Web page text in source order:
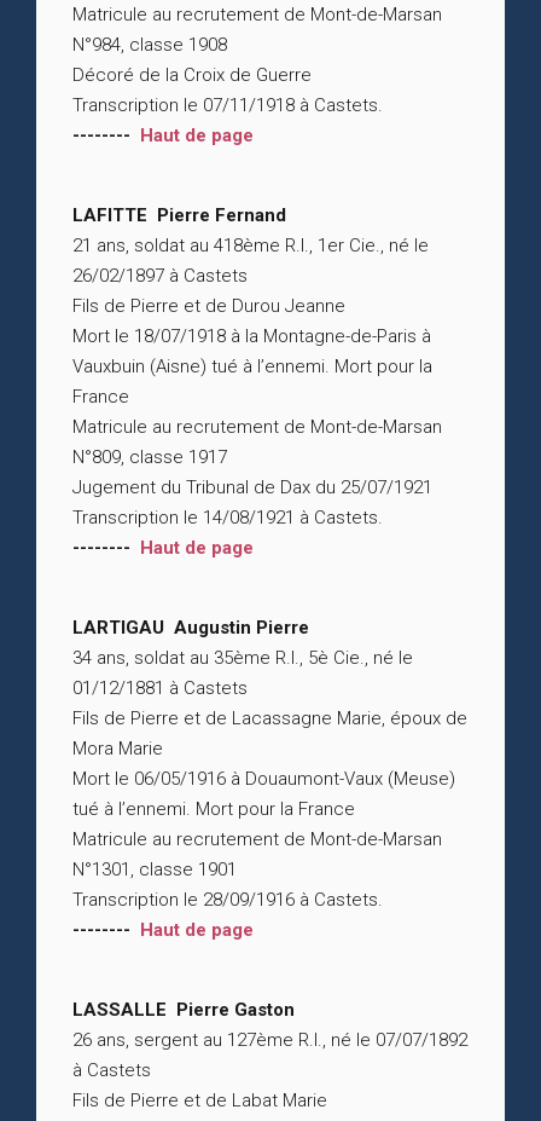
Matricule au recrutement de Mont-de-Marsan
N°984, classe 1908
Décoré de la Croix de Guerre
Transcription le 07/11/1918 à Castets.
-------- Haut de page
LAFITTE Pierre Fernand
21 ans, soldat au 418ème R.I., 1er Cie., né le
26/02/1897 à Castets
Fils de Pierre et de Durou Jeanne
Mort le 18/07/1918 à la Montagne-de-Paris à
Vauxbuin (Aisne) tué à l’ennemi. Mort pour la
France
Matricule au recrutement de Mont-de-Marsan
N°809, classe 1917
Jugement du Tribunal de Dax du 25/07/1921
Transcription le 14/08/1921 à Castets.
-------- Haut de page
LARTIGAU Augustin Pierre
34 ans, soldat au 35ème R.I., 5è Cie., né le
01/12/1881 à Castets
Fils de Pierre et de Lacassagne Marie, époux de
Mora Marie
Mort le 06/05/1916 à Douaumont-Vaux (Meuse)
tué à l’ennemi. Mort pour la France
Matricule au recrutement de Mont-de-Marsan
N°1301, classe 1901
Transcription le 28/09/1916 à Castets.
-------- Haut de page
LASSALLE Pierre Gaston
26 ans, sergent au 127ème R.I., né le 07/07/1892
à Castets
Fils de Pierre et de Labat Marie